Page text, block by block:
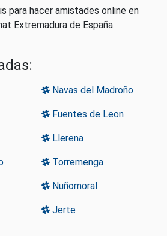
para hacer amistades online en
Extremadura de España.
Navas del Madroño
Fuentes de Leon
Llerena
Torremenga
Nuñomoral
Jerte